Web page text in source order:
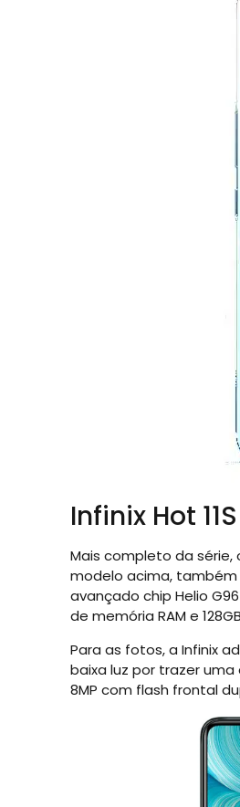
Infinix Hot 11S
Mais completo da série,
modelo acima, também
avançado chip Helio
de memória RAM e
Para as fotos, a Infinix
baixa luz por trazer
8MP com flash frontal